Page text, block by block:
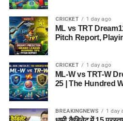
CRICKET 1 day ago
ML vs TRT
Pitch Report,
CRICKET 1 day ago
ML-W vs TRT-W
25 | The Hundred
BREAKINGNEWS 1 day